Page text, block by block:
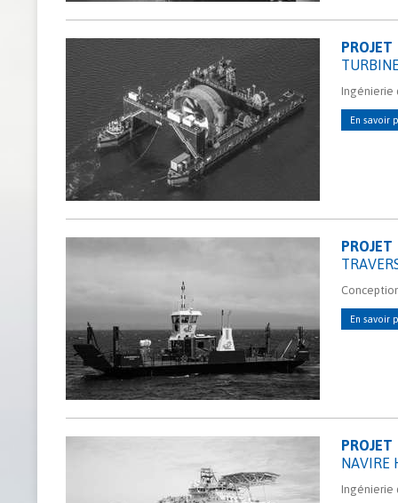
PROJET
Ingénierie
En savoir
PROJET
En savoir
PROJET
NAVIRE
Ingénierie